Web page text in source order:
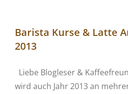
Barista Kurse & Latte
2013
Liebe Blogleser &
wird auch Jahr 2013 an